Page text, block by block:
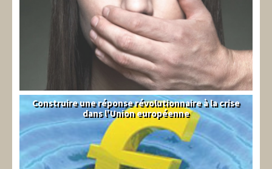
Syndical
Construire une réponse révolutionnaire à la crise
dans l'Union européenne